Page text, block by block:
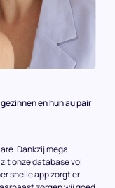
en hun au pair
Dankzij mega
onze database vol
snelle app zorgt er